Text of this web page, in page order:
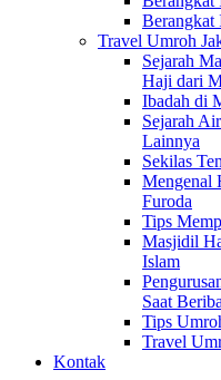
Berangkat
Travel Umroh
Sejarah
Haji dari
Ibadah di
Sejarah
Lainnya
Sekilas
Mengenal
Furoda
Tips
Masjidil
Islam
Saat
Tips
Travel
Kontak